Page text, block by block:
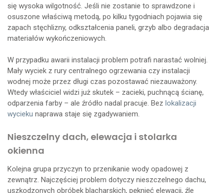
się wysoka wilgotność. Jeśli nie zostanie to sprawdzone i
osuszone właściwą metodą, po kilku tygodniach pojawia się
zapach stęchlizny, odkształcenia paneli, grzyb albo degradacja
materiałów wykończeniowych.
W przypadku awarii instalacji problem potrafi narastać wolniej.
Mały wyciek z rury centralnego ogrzewania czy instalacji
wodnej może przez długi czas pozostawać niezauważony.
Wtedy właściciel widzi już skutek – zacieki, puchnącą ścianę,
odparzenia farby – ale źródło nadal pracuje. Bez lokalizacji
wycieku naprawa staje się zgadywaniem.
Nieszczelny dach, elewacja i stolarka
okienna
Kolejna grupa przyczyn to przenikanie wody opadowej z
zewnątrz. Najczęściej problem dotyczy nieszczelnego dachu,
uszkodzonych obróbek blacharskich, pęknięć elewacji, źle